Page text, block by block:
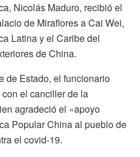
Nicolás Maduro, recibió el
de Miraflores a Cai Wei,
Latina y el Caribe del
de China.
de Estado, el funcionario
el canciller de la
agradeció el «apoyo
Popular China al pueblo de
el covid-19.